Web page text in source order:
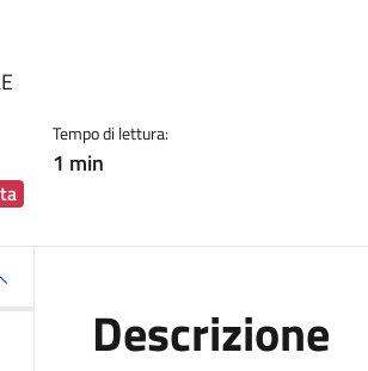
Tempo di lettura:
1 min
Descrizione